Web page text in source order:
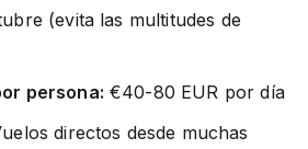
(evita las multitudes de
persona: €40-80 EUR por día
directos desde muchas